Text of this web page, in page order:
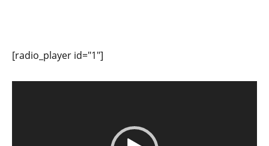
[radio_player id="1"]